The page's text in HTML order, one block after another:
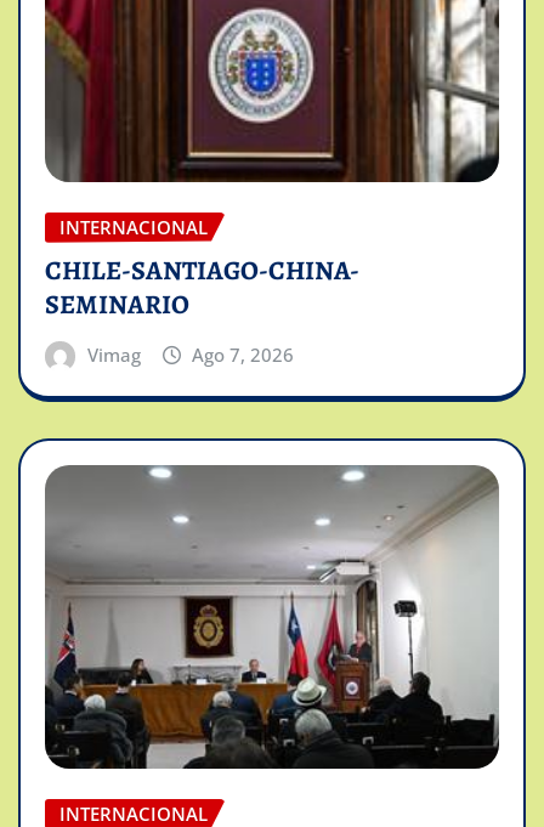
INTERNACIONAL
CHILE-SANTIAGO-CHINA-
SEMINARIO
Vimag Ago 7, 2026
INTERNACIONAL